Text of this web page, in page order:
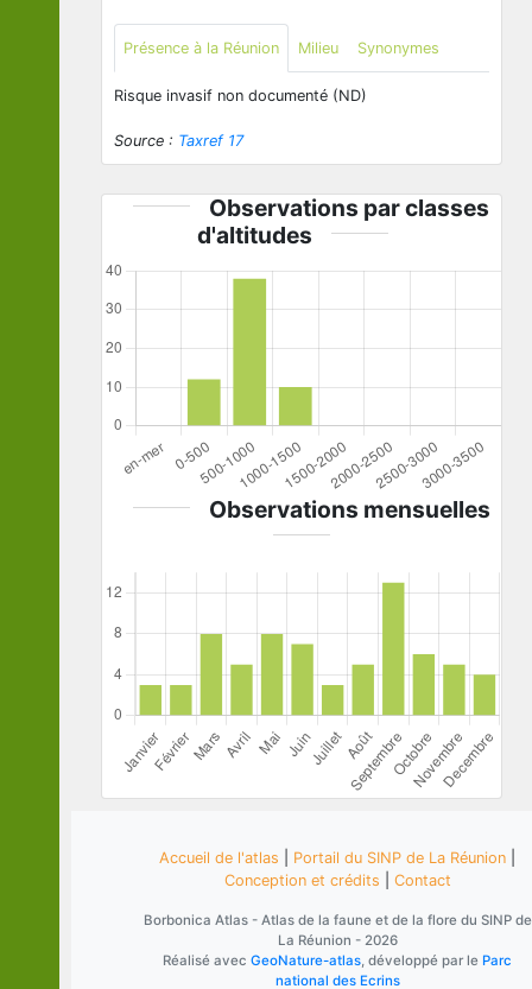
Présence à la Réunion Milieu Synonymes
Risque invasif non documenté (ND)
Source : Taxref 17
Observations par classes
d'altitudes
Observations mensuelles
Accueil de l'atlas Portail du SINP de La Réunion
Conception et crédits
Contact
Borbonica Atlas - Atlas de la faune et de la flore du SINP de
La Réunion - 2026
Réalisé avec GeoNature-atlas, développé par le Parc
national des Ecrins